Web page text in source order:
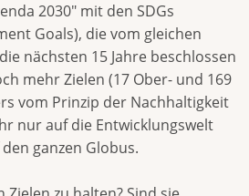
2030" mit den SDGs
Goals), die vom gleichen
nächsten 15 Jahre beschlossen
mehr Zielen (17 Ober- und 169
vom Prinzip der Nachhaltigkeit
nur auf die Entwicklungswelt
ganzen Globus.